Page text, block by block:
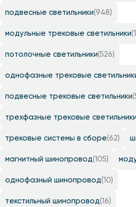
подвесные светильники(948)
модульные трековые светильники
потолочные светильники(526)
однофазные трековые
подвесные трековые светильники
трехфазные трековые светильники
трековые системы в сборе(62)
магнитный шинопровод(105)
однофазный шинопровод(10)
текстильный шинопровод(16)